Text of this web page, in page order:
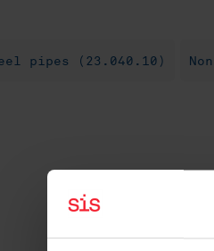
pipes (23.040.10)